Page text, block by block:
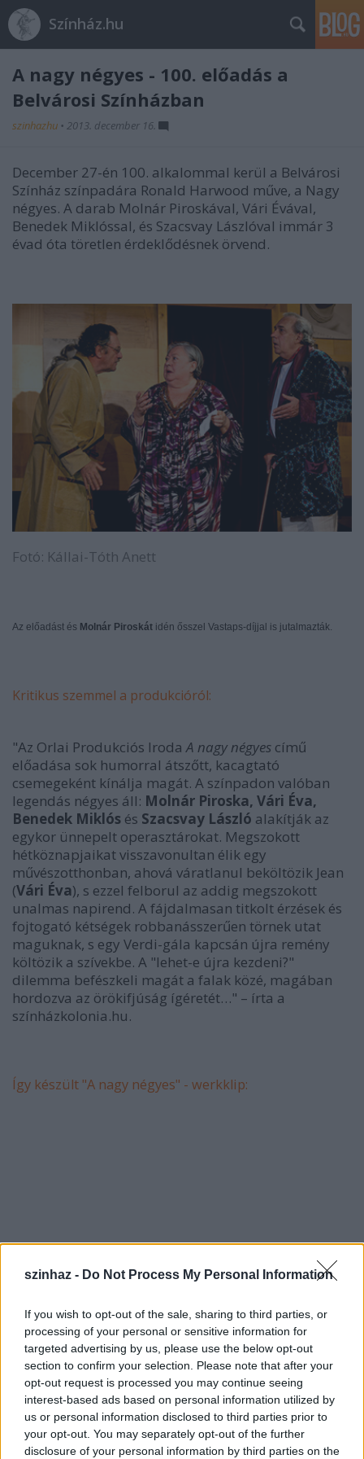
szinhaz - Do Not Process My Personal Information
If you wish to opt-out of the sale, sharing to third parties, or
processing of your personal or sensitive information for
targeted advertising by us, please use the below opt-out
section to confirm your selection. Please note that after your
opt-out request is processed you may continue seeing
interest-based ads based on personal information utilized by
us or personal information disclosed to third parties prior to
your opt-out. You may separately opt-out of the further
disclosure of your personal information by third parties on the
Színház.hu
A nagy négyes - 100. előadás a
Belvárosi Színházban
szinhazhu • 2013. december 16.
December 27-én 100. alkalommal kerül a Belvárosi
Színház színpadára Ronald Harwood műve, a Nagy
négyes. A darab Molnár Piroskával, Vári Évával,
Benedek Miklóssal, és Szacsvay Lászlóval immár 3
évad óta töretlen érdeklődésnek örvend.
Fotó: Kállai-Tóth Anett
Az előadást és Molnár Piroskát idén ősszel Vastaps-díjjal is jutalmazták.
Kritikus szemmel a produkcióról:
"Az Orlai Produkciós Iroda A nagy négyes című
előadása sok humorral átszőtt, kacagtató
csemegeként kínálja magát. A színpadon valóban
legendás négyes áll: Molnár Piroska, Vári Éva,
Benedek Miklós és Szacsvay László alakítják az
egykor ünnepelt operasztárokat. Megszokott
hétköznapjaikat visszavonultan élik egy
művészotthonban, ahová váratlanul beköltözik Jean
(Vári Éva), s ezzel felborul az addig megszokott
unalmas napirend. A fájdalmasan titkolt érzések és
fojtogató kétségek robbanásszerűen törnek utat
maguknak, s egy Verdi-gála kapcsán újra remény
költözik a szívekbe. A "lehet-e újra kezdeni?"
dilemma befészkeli magát a falak közé, magában
hordozva az örökifjúság ígéretét…" – írta a
színházkolonia.hu.
Így készült "A nagy négyes" - werkklip: